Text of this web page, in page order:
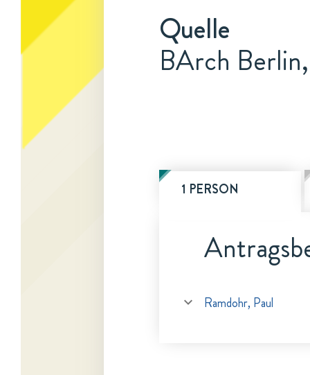
Quelle
BArch
1 PERSON
Ramdohr, Paul